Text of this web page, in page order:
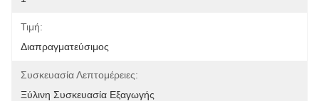
Τιμή:
Διαπραγματεύσιμος
Συσκευασία Λεπτομέρειες:
Ξύλινη Συσκευασία Εξαγωγής